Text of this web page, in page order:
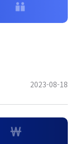
2023-08-18